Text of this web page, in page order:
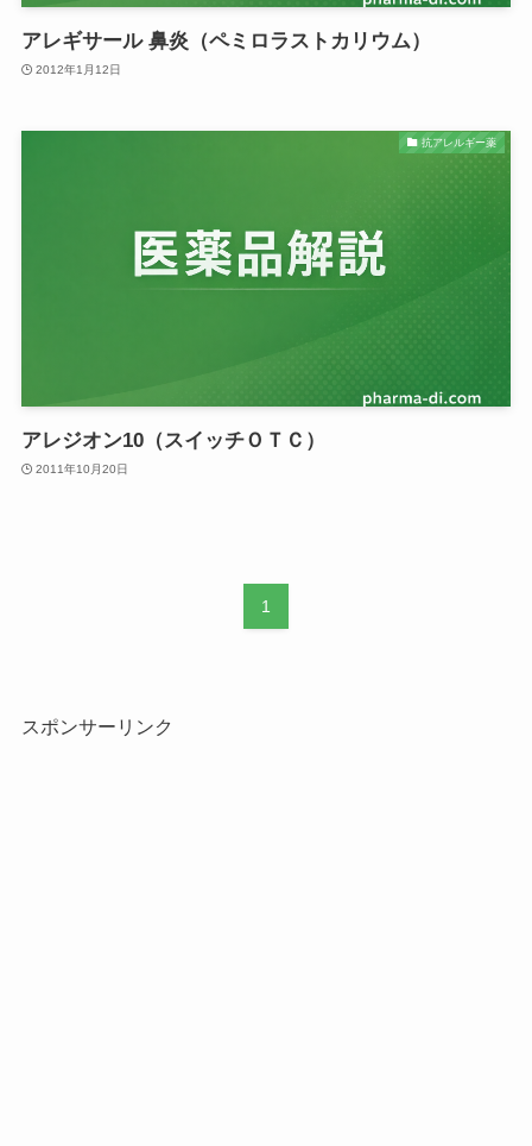
アレギサール 鼻炎（ペミロラストカリウム）
2012年1月12日
抗アレルギー薬
アレジオン10（スイッチＯＴＣ）
2011年10月20日
1
スポンサーリンク